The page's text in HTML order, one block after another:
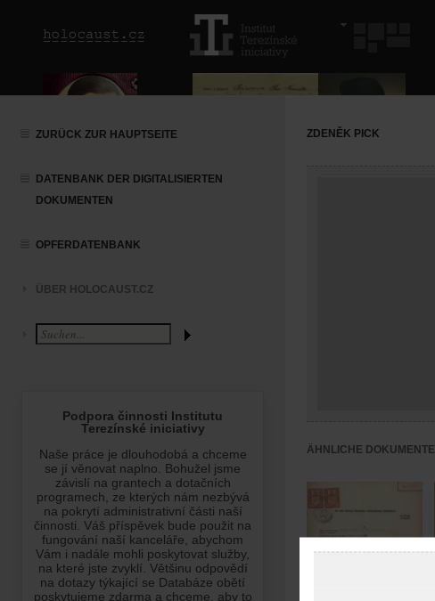
ZURÜCK ZUR HAUPTSEITE
DATENBANK DER DIGITALISIERTEN
DOKUMENTEN
OPFERDATENBANK
ÜBER HOLOCAUST.CZ
ZDENĚK PICK
ÄHNLICHE DOKUMENTE